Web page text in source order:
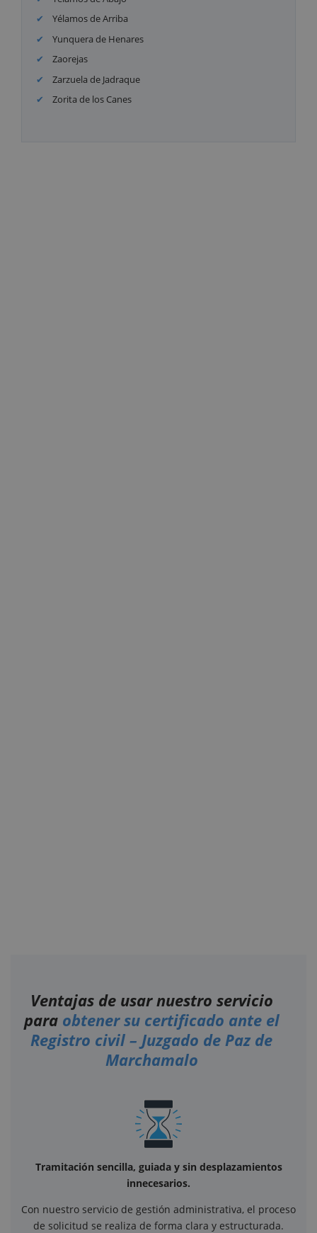
Yélamos de Arriba
Yunquera de Henares
Zaorejas
Zarzuela de Jadraque
Zorita de los Canes
Ventajas de usar nuestro servicio
para obtener su certificado ante el
Registro civil – Juzgado de Paz de
Marchamalo
Tramitación sencilla, guiada y sin desplazamientos
innecesarios.
Con nuestro servicio de gestión administrativa, el proceso
de solicitud se realiza de forma clara y estructurada.